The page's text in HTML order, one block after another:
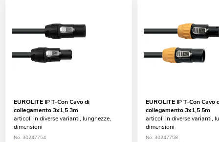
EUROLITE IP T-Con Cavo di
collegamento 3x1,5 3m
articoli in diverse varianti, lunghezze,
dimensioni
No. 30247754
EUROLITE IP T-Con Cavo
collegamento 3x1,5 5m
articoli in diverse varianti,
dimensioni
No. 30247758